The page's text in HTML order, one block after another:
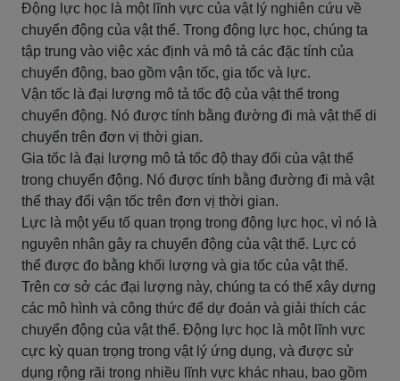
Động lực học là một lĩnh vực của vật lý nghiên cứu về
chuyển động của vật thể. Trong động lực học, chúng ta
tập trung vào việc xác định và mô tả các đặc tính của
chuyển động, bao gồm vận tốc, gia tốc và lực.
Vận tốc là đại lượng mô tả tốc độ của vật thể trong
chuyển động. Nó được tính bằng đường đi mà vật thể di
chuyển trên đơn vị thời gian.
Gia tốc là đại lượng mô tả tốc độ thay đổi của vật thể
trong chuyển động. Nó được tính bằng đường đi mà vật
thể thay đổi vận tốc trên đơn vị thời gian.
Lực là một yếu tố quan trọng trong động lực học, vì nó là
nguyên nhân gây ra chuyển động của vật thể. Lực có
thể được đo bằng khối lượng và gia tốc của vật thể.
Trên cơ sở các đại lượng này, chúng ta có thể xây dựng
các mô hình và công thức để dự đoán và giải thích các
chuyển động của vật thể. Động lực học là một lĩnh vực
cực kỳ quan trọng trong vật lý ứng dụng, và được sử
dụng rộng rãi trong nhiều lĩnh vực khác nhau, bao gồm